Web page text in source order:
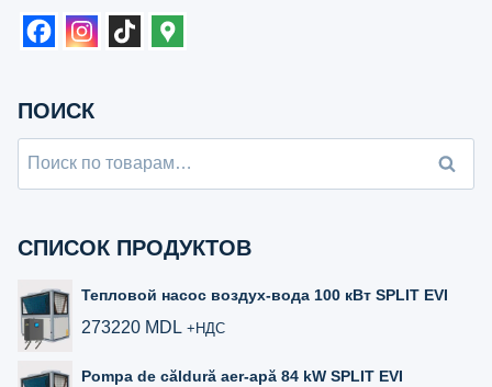
ПОИСК
Поиск
СПИСОК ПРОДУКТОВ
Тепловой насос воздух-вода 100 кВт SPLIT EVI
273220 MDL +НДС
Pompa de căldură aer-apă 84 kW SPLIT EVI